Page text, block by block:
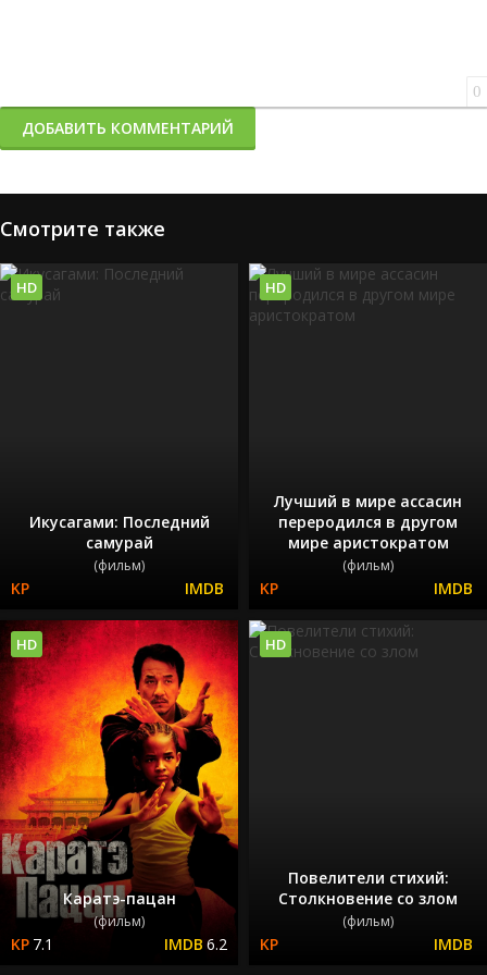
0
ДОБАВИТЬ КОММЕНТАРИЙ
Смотрите также
Икусагами: Последний
самурай
(фильм)
HD
Лучший в мире ассасин
переродился в другом
мире аристократом
(фильм)
HD
Каратэ-пацан
(фильм)
7.1 6.2
HD
Повелители стихий:
Столкновение со злом
(фильм)
HD